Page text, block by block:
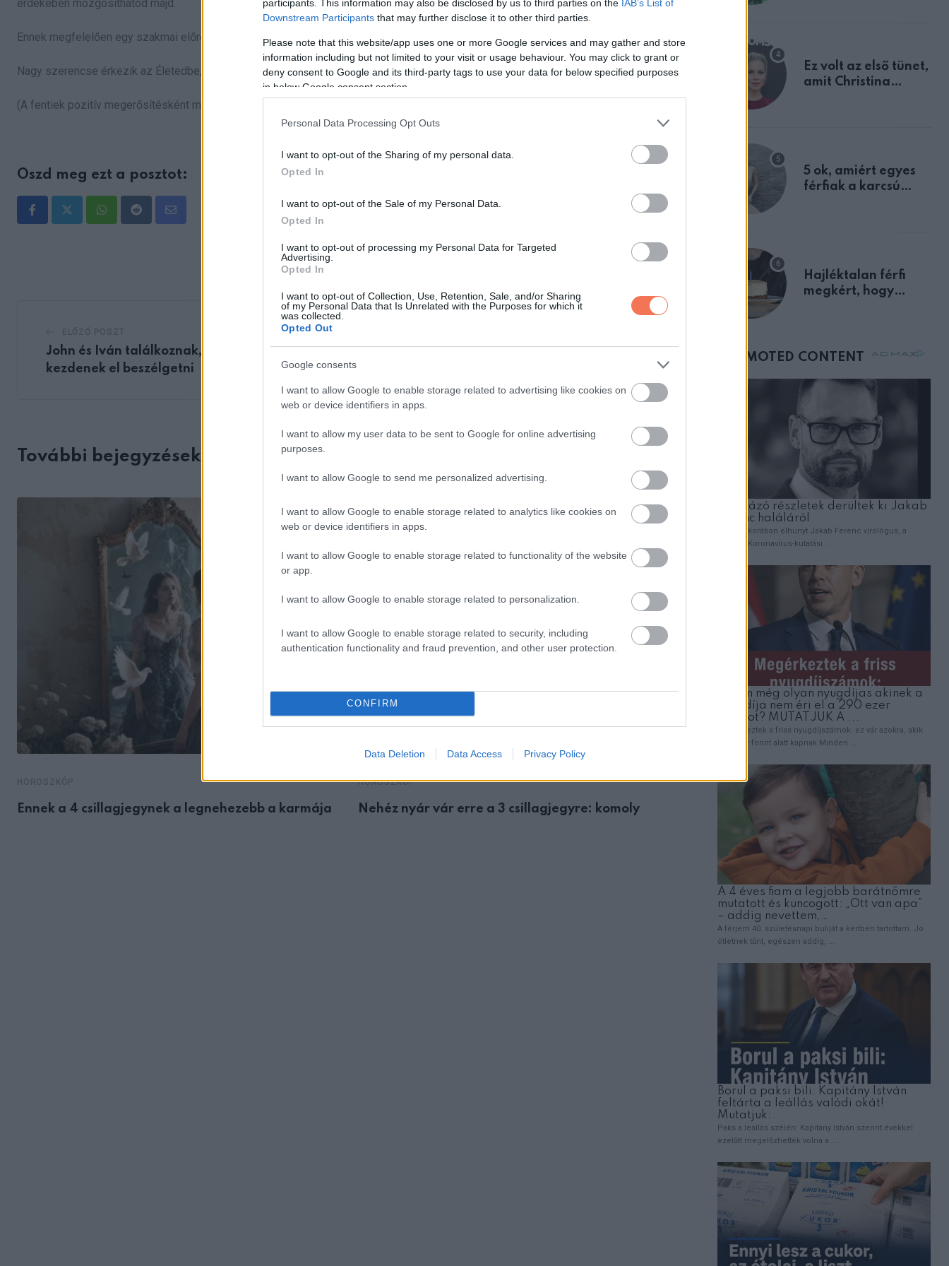
participants. This information may also be disclosed by us to third parties on the IAB’s List of
Downstream Participants that may further disclose it to other third parties.
Please note that this website/app uses one or more Google services and may gather and store
information including but not limited to your visit or usage behaviour. You may click to grant or
deny consent to Google and its third-party tags to use your data for below specified purposes
in below Google consent section.
Personal Data Processing Opt Outs
I want to opt-out of the Sharing of my personal data.
Opted In
I want to opt-out of the Sale of my Personal Data.
Opted In
I want to opt-out of processing my Personal Data for Targeted
Advertising.
Opted In
I want to opt-out of Collection, Use, Retention, Sale, and/or Sharing
of my Personal Data that Is Unrelated with the Purposes for which it
was collected.
Opted Out
Google consents
I want to allow Google to enable storage related to advertising like cookies on
web or device identifiers in apps.
I want to allow my user data to be sent to Google for online advertising
purposes.
I want to allow Google to send me personalized advertising.
I want to allow Google to enable storage related to analytics like cookies on
web or device identifiers in apps.
I want to allow Google to enable storage related to functionality of the website
or app.
I want to allow Google to enable storage related to personalization.
I want to allow Google to enable storage related to security, including
authentication functionality and fraud prevention, and other user protection.
CONFIRM
Data Deletion Data Access Privacy Policy
érdekében mozgósíthatod majd.
Ennek megfelelően egy szakmai előrelépés kezd kibontakozni még a júniusi hónapban.
Nagy szerencse érkezik az Életedbe, ha a poszt kedvelését és a “sok szerencsét” tartalmú hozzászólást követően görgetsz lefelé!
(A fentiek pozitív megerősítésként működhetnek, azok beteljesüléséért értelemszerűen nem vállalunk felelősséget.)
Oszd meg ezt a posztot:
WhatsappRedditShare
John és Iván találkoznak, és arról
kezdenek el beszélgetni
További bejegyzések
Ennek a 4 csillagjegynek a legnehezebb a karmája
HOROSZKÓP
Nehéz nyár vár erre a 3 csillagjegyre: komoly
ÉLETMÓD,HOROSZKÓP
2026- Dalai láma különleges jóslata a
csillagjegynek
Ez volt az első tünet,
amit Christina
5 ok, amiért egyes
férfiak a karcsú
Hajléktalan férfi
megkért, hogy
mellettem ült az első